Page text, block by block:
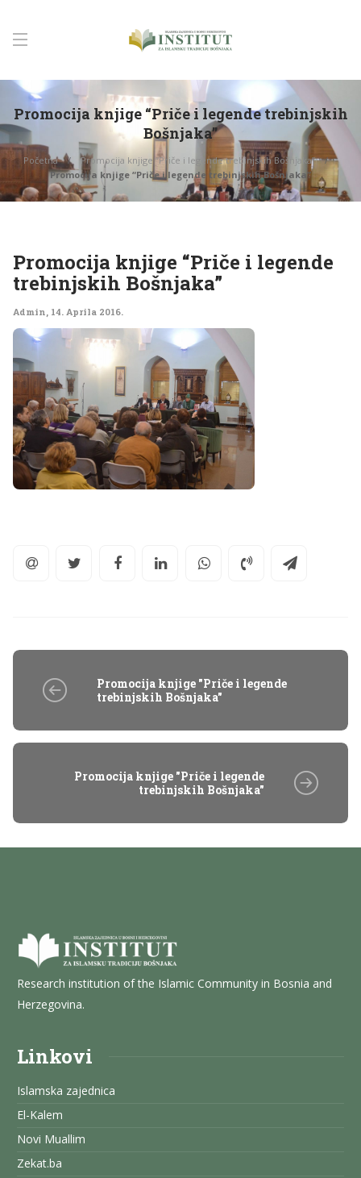
Promocija knjige “Priče i legende trebinjskih
Bošnjaka”
Početna
Promocija knjige “Priče i legende trebinjskih Bošnjaka”
Promocija knjige “Priče i legende trebinjskih Bošnjaka”
Promocija knjige “Priče i legende
trebinjskih Bošnjaka”
Admin, 14. Aprila 2016.
Promocija knjige "Priče i legende
trebinjskih Bošnjaka"
Promocija knjige "Priče i legende
trebinjskih Bošnjaka"
Research institution of the Islamic Community in Bosnia and
Herzegovina.
Linkovi
Islamska zajednica
El-Kalem
Novi Muallim
Zekat.ba